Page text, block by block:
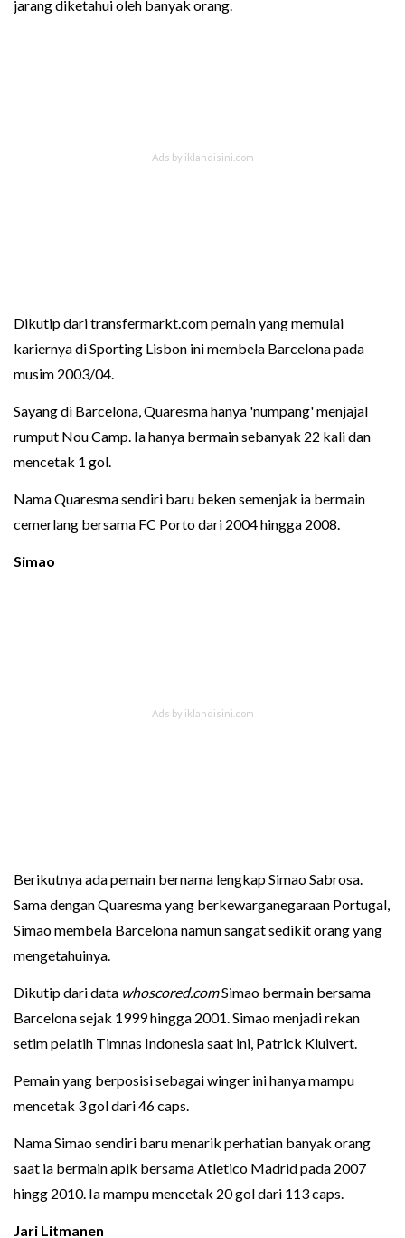
jarang diketahui oleh banyak orang.
Dikutip dari transfermarkt.com pemain yang memulai
kariernya di Sporting Lisbon ini membela Barcelona pada
musim 2003/04.
Sayang di Barcelona, Quaresma hanya 'numpang' menjajal
rumput Nou Camp. Ia hanya bermain sebanyak 22 kali dan
mencetak 1 gol.
Nama Quaresma sendiri baru beken semenjak ia bermain
cemerlang bersama FC Porto dari 2004 hingga 2008.
Simao
Berikutnya ada pemain bernama lengkap Simao Sabrosa.
Sama dengan Quaresma yang berkewarganegaraan Portugal,
Simao membela Barcelona namun sangat sedikit orang yang
mengetahuinya.
Dikutip dari data whoscored.comSimao bermain bersama
Barcelona sejak 1999 hingga 2001. Simao menjadi rekan
setim pelatih Timnas Indonesia saat ini, Patrick Kluivert.
Pemain yang berposisi sebagai winger ini hanya mampu
mencetak 3 gol dari 46 caps.
Nama Simao sendiri baru menarik perhatian banyak orang
saat ia bermain apik bersama Atletico Madrid pada 2007
hingg 2010. Ia mampu mencetak 20 gol dari 113 caps.
Jari Litmanen